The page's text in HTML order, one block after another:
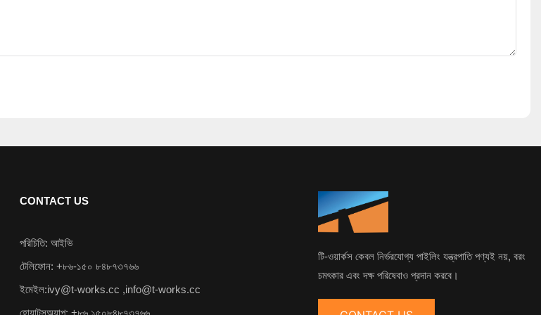
CONTACT US
পরিচিতি: আইভি
টেলিফোন: +৮৬-১৫০ ৮৪৮৭৩৭৬৬
ইমেইল:ivy@t-works.cc ,info@t-works.cc
হোয়াটসঅ্যাপ: +৮৬ ১৫০৮৪৮৭৩৭৬৬
টি-ওয়ার্কস কেবল নির্ভরযোগ্য পাইলিং যন্ত্রপাতি পণ্যই নয়, বরং
চমৎকার এবং দক্ষ পরিষেবাও প্রদান করবে।